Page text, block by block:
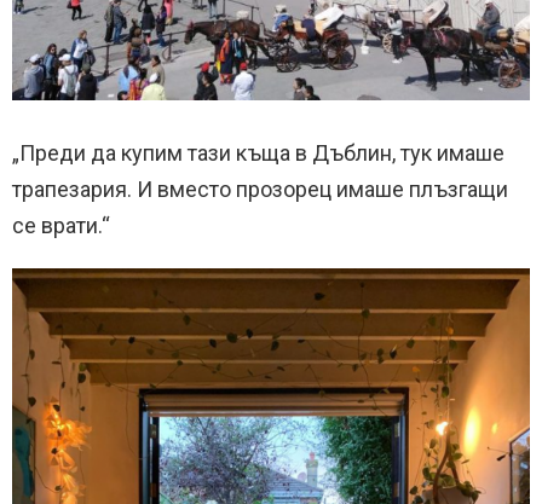
„Преди да купим тази къща в Дъблин, тук имаше
трапезария. И вместо прозорец имаше плъзгащи
се врати.“